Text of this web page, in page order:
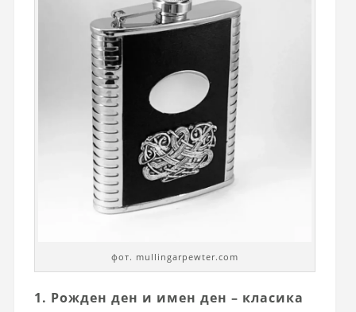
фот. mullingarpewter.com
1. Рожден ден и имен ден – класика